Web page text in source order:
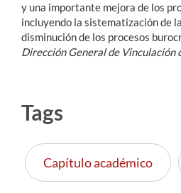
y una importante mejora de los
incluyendo la sistematización de
disminución de los procesos
Dirección General de Vinculación
Tags
Capítulo académico